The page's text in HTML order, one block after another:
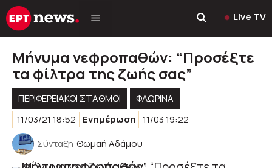
Μετάβαση
σε
Live TV
Μήνυμα νεφροπαθών: “Προσέξτε
τα φίλτρα της ζωής σας”
ΠΕΡΙΦΕΡΕΙΑΚΟΊ ΣΤΑΘΜΟΊ
ΦΛΩΡΙΝΑ
11/03/21 18:52
Ενημέρωση 11/03 19:22
Σύνταξη Θωμαή Αδάμου